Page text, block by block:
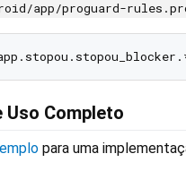
app/proguard-
Uso Completo
para uma